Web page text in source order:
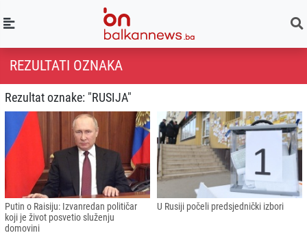
REZULTATI OZNAKA
Rezultat oznake: "RUSIJA"
Putin o Raisiju: Izvanredan političar
koji je život posvetio služenju
domovini
U Rusiji počeli predsjednički izbori